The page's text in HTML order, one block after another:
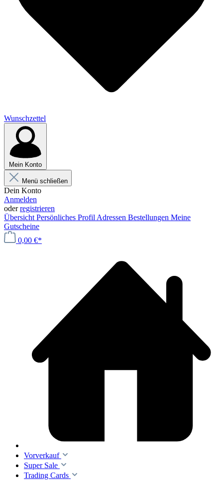
Wunschzettel
Mein Konto
Menü schließen
Dein Konto
Anmelden
oderregistrieren
Übersicht Persönliches Profil Adressen Bestellungen Meine
Gutscheine
0,00 €*
Vorverkauf
Super Sale
Trading Cards